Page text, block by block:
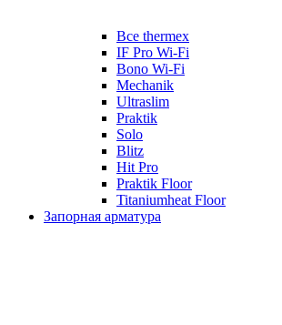
Все thermex
IF Pro Wi-Fi
Bono Wi-Fi
Mechanik
Ultraslim
Praktik
Solo
Blitz
Hit Pro
Praktik Floor
Titaniumheat Floor
Запорная арматура